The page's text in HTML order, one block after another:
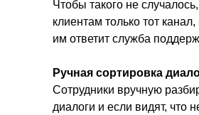
Чтобы такого не
клиентам только тот
им ответит служба
Ручная сортировка
Сотрудники вручную
диалоги и если видят, что